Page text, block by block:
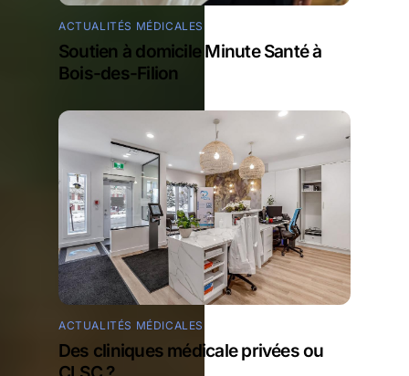
ACTUALITÉS MÉDICALES
Soutien à domicile Minute Santé à
Bois-des-Filion
ACTUALITÉS MÉDICALES
Des cliniques médicale privées ou